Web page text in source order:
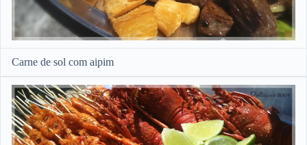
Carne de sol com aipim